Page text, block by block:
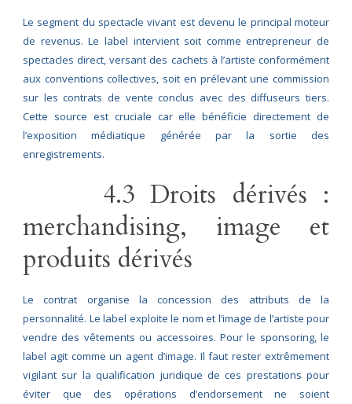
Le segment du spectacle vivant est devenu le principal moteur
de revenus. Le label intervient soit comme entrepreneur de
spectacles direct, versant des cachets à l’artiste conformément
aux conventions collectives, soit en prélevant une commission
sur les contrats de vente conclus avec des diffuseurs tiers.
Cette source est cruciale car elle bénéficie directement de
l’exposition médiatique générée par la sortie des
enregistrements.
4.3 Droits dérivés :
merchandising, image et
produits dérivés
Le contrat organise la concession des attributs de la
personnalité. Le label exploite le nom et l’image de l’artiste pour
vendre des vêtements ou accessoires. Pour le sponsoring, le
label agit comme un agent d’image. Il faut rester extrêmement
vigilant sur la qualification juridique de ces prestations pour
éviter que des opérations d’endorsement ne soient